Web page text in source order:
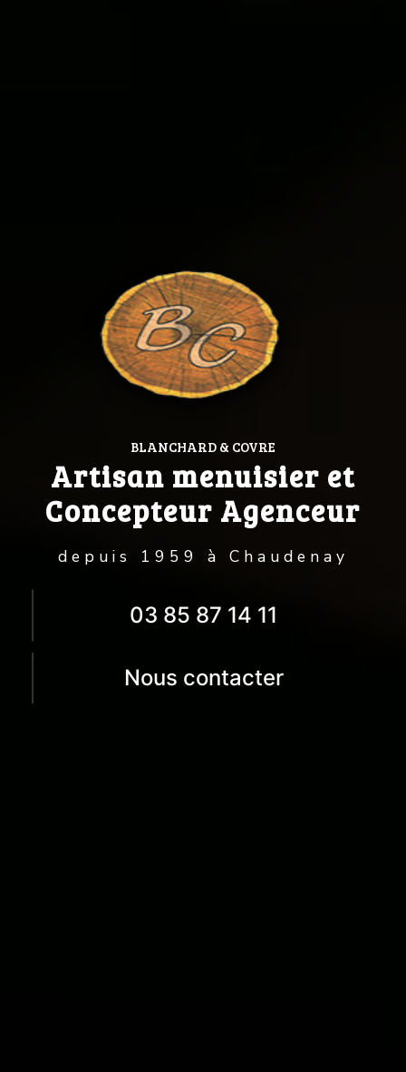
BLANCHARD & COVRE
Artisan menuisier et
Concepteur Agenceur
depuis 1959 à Chaudenay
03 85 87 14 11
Nous contacter